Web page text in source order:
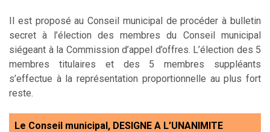
Il est proposé au Conseil municipal de procéder à bulletin
secret à l’élection des membres du Conseil municipal
siégeant à la Commission d’appel d’offres. L’élection des 5
membres titulaires et des 5 membres suppléants
s’effectue à la représentation proportionnelle au plus fort
reste.
Le Conseil municipal, DESIGNE A L’UNANIMITE